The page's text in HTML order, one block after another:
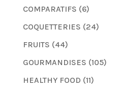
COMPARATIFS (6)
COQUETTERIES (24)
FRUITS (44)
GOURMANDISES (105)
HEALTHY FOOD (11)